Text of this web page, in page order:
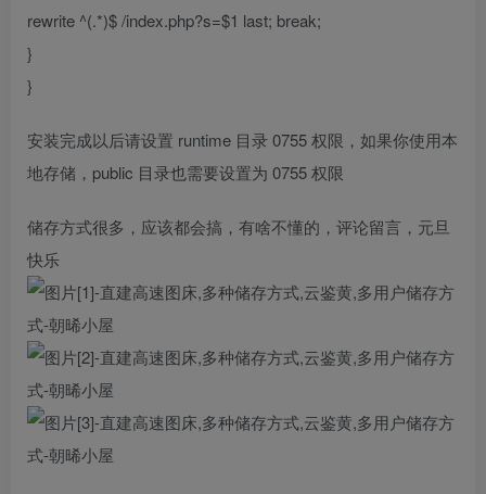
rewrite ^(.*)$ /index.php?s=$1 last; break;
}
}
安装完成以后请设置 runtime 目录 0755 权限，如果你使用本
地存储，public 目录也需要设置为 0755 权限
储存方式很多，应该都会搞，有啥不懂的，评论留言，元旦
快乐